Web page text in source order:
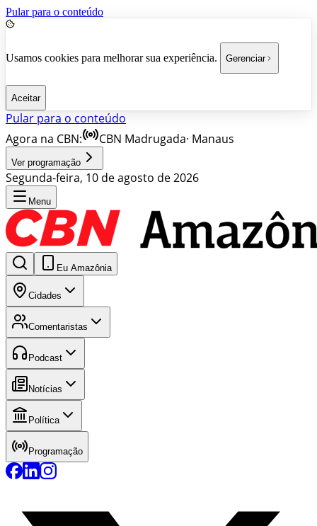
Pular para o conteúdo
Usamos cookies para melhorar sua experiência. Gerenciar
Aceitar
Pular para o conteúdo
Agora na CBN:
CBN Madrugada· Manaus
Ver programação
Segunda-feira, 10 de agosto de 2026
Menu
Eu Amazônia
Cidades
Comentaristas
Podcast
Notícias
Política
Programação